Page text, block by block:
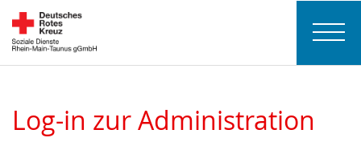
Log-in zur Administration